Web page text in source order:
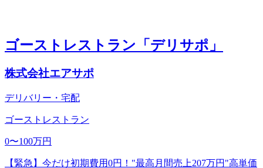
ゴーストレストラン「デリサポ」
株式会社エアサポ
デリバリー・宅配
ゴーストレストラン
0〜100万円
【緊急】今だけ初期費用0円！"最高月間売上207万円"高単価